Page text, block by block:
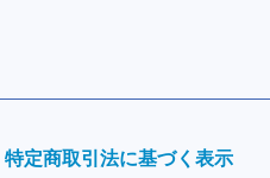
特定商取引法に基づく表示